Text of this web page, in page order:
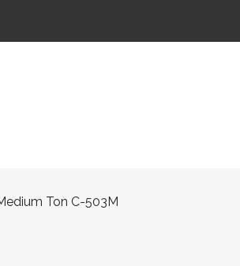
Ton C-503M